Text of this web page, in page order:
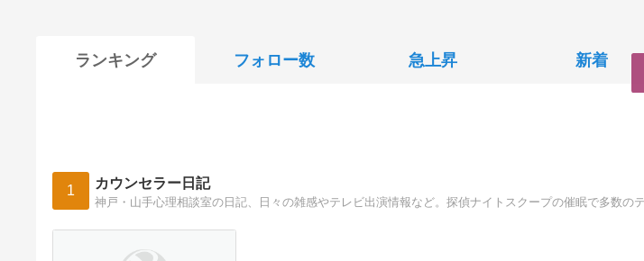
ランキング フォロー数 急上昇 新着
1 カウンセラー日記